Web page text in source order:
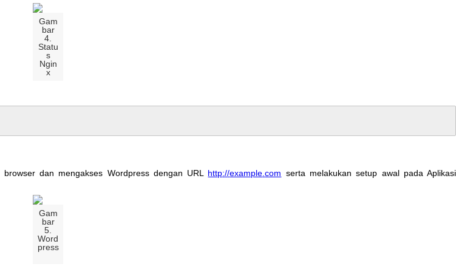
Gam
bar
4
Statu
s
Ngin
x
browser dan mengakses Wordpress dengan URL http://example.com serta melakukan setup awal pada Aplikasi
Gam
bar
5
Word
press